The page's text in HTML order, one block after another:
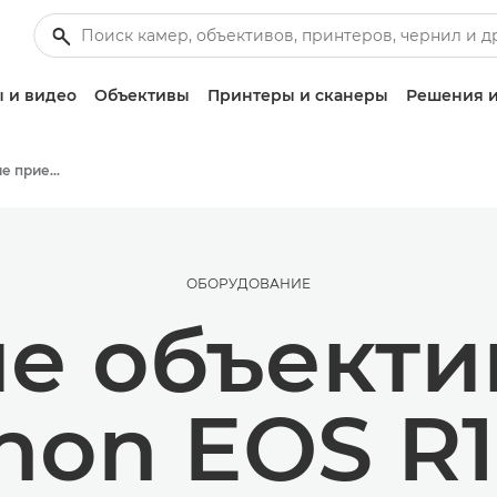
и видео Объективы Принтеры и сканеры Решения
Советы и технические приемы по фотографии и печати
ОБОРУДОВАНИЕ
EOS